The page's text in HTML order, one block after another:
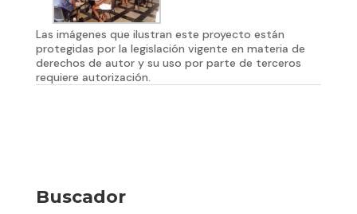
Las imágenes que ilustran este proyecto están
protegidas por la legislación vigente en materia de
derechos de autor y su uso por parte de terceros
requiere autorización.
Buscador